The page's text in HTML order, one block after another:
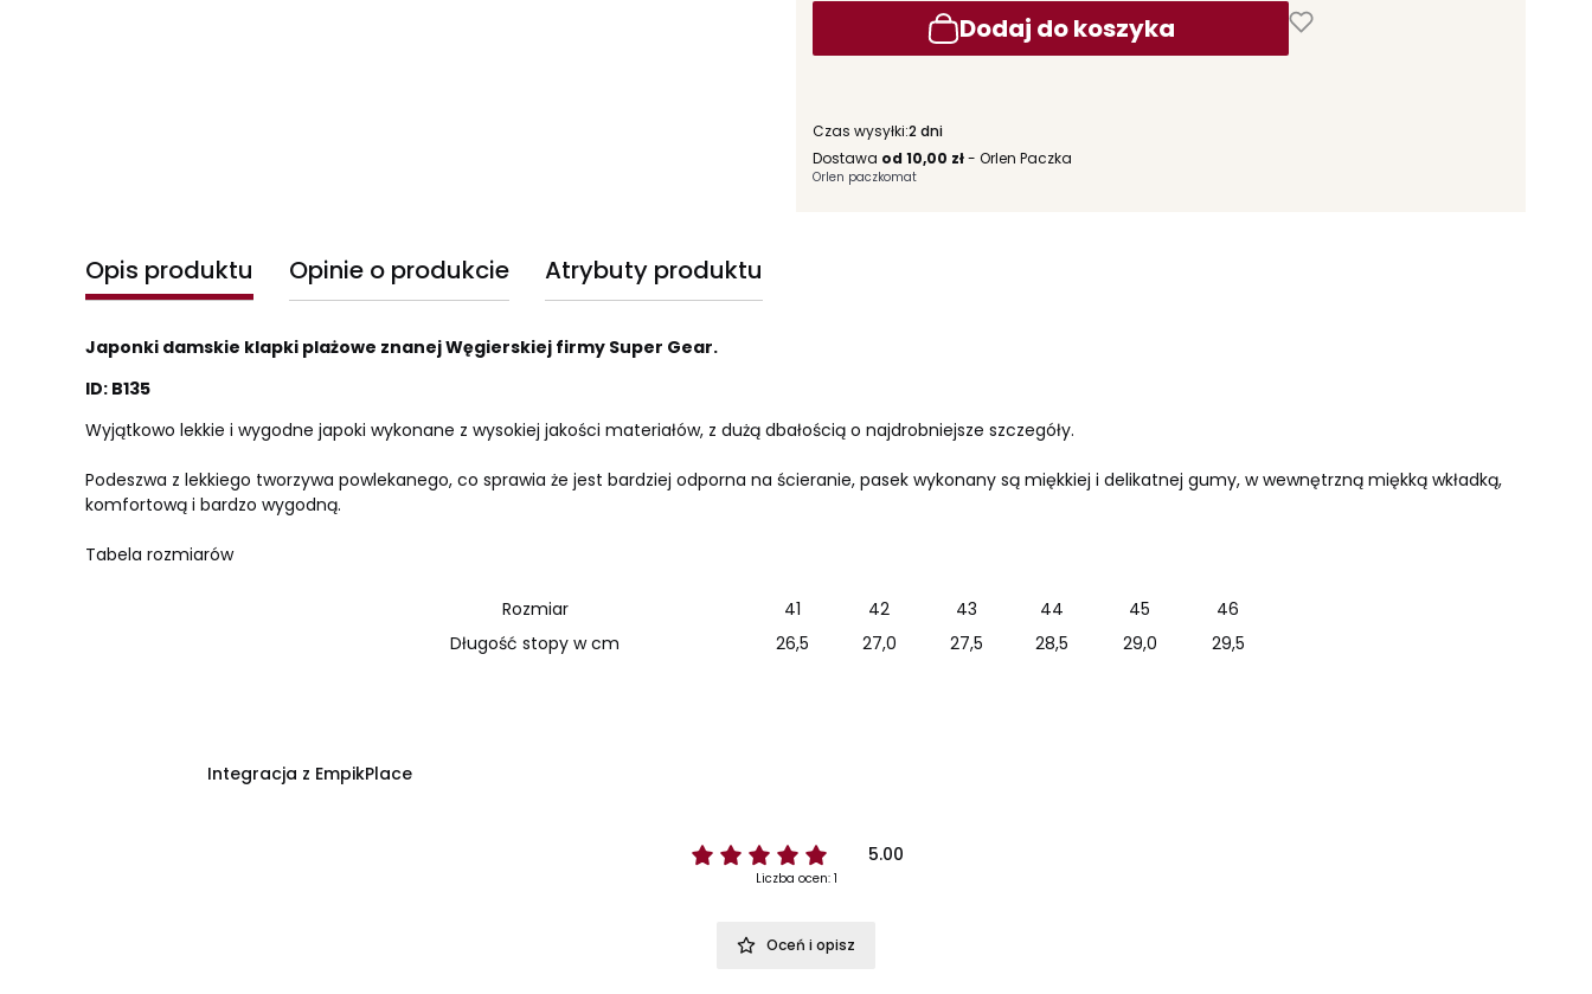
Dodaj do koszyka
Czas wysyłki:2 dni
Dostawa od 10,00 zł- Orlen Paczka
Orlen paczkomat
Opis produktu Opinie o produkcie Atrybuty produktu
Japonki damskie klapki plażowe znanej Węgierskiej firmy Super Gear.
ID: B135
Wyjątkowo lekkie i wygodne japoki wykonane z wysokiej jakości materiałów, z dużą dbałością o najdrobniejsze szczegóły.
Podeszwa z lekkiego tworzywa powlekanego, co sprawia że jest bardziej odporna na ścieranie, pasek wykonany są miękkiej i delikatnej gumy, w wewnętrzną miękką wkładką,
komfortową i bardzo wygodną.
Tabela rozmiarów
Rozmiar 41 42 43 44 45
46
Długość stopy w cm
26,5 27,0 27,5 28,5 29,0 29,5
Integracja z EmpikPlace
5.00
Liczba ocen: 1
Oceń i opisz